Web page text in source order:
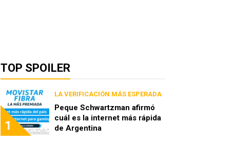
TOP SPOILER
1
LA VERIFICACIÓN MÁS ESPERADA
Peque Schwartzman afirmó
cuál es la internet más rápida
de Argentina